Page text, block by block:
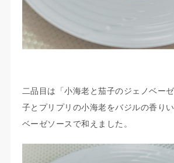
二品目は「小海老と茄子のジェノベー
子とプリプリの小海老をバジルの香り
ベーゼソースで和えました。